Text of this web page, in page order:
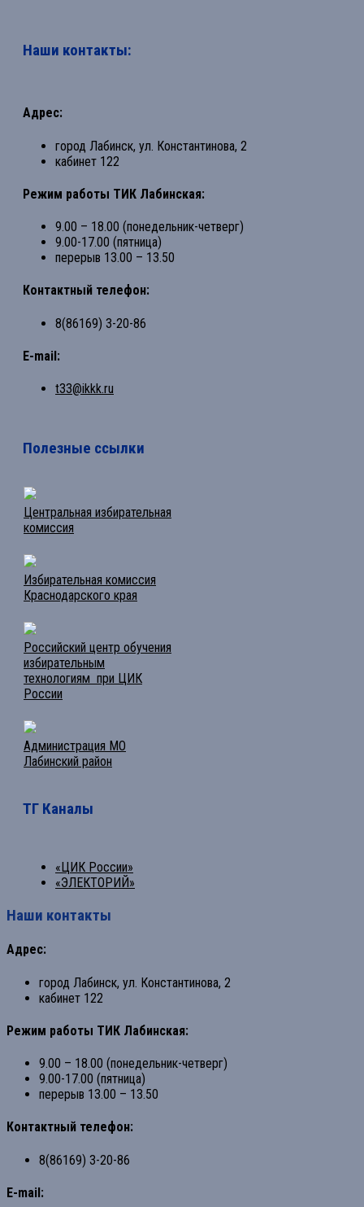
Наши контакты:
Адрес:
город Лабинск, ул. Константинова, 2
кабинет 122
Режим работы ТИК Лабинская:
9.00 – 18.00 (понедельник-четверг)
9.00-17.00 (пятница)
перерыв 13.00 – 13.50
Контактный телефон:
8(86169) 3-20-86
E-mail:
t33@ikkk.ru
Полезные ссылки
Центральная избирательная
комиссия
Избирательная комиссия
Краснодарского края
Российский центр обучения
избирательным
технологиям при ЦИК
России
Администрация МО
Лабинский район
ТГ Каналы
«ЦИК России»
«ЭЛЕКТОРИЙ»
Наши контакты
Адрес:
город Лабинск, ул. Константинова, 2
кабинет 122
Режим работы ТИК Лабинская:
9.00 – 18.00 (понедельник-четверг)
9.00-17.00 (пятница)
перерыв 13.00 – 13.50
Контактный телефон:
8(86169) 3-20-86
E-mail: